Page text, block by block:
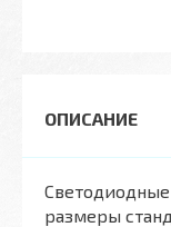
размеры